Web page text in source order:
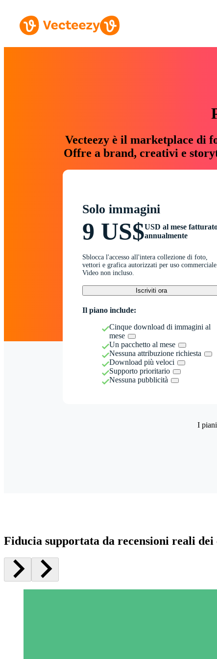
Vecteezy è il marketplace di
Offre a brand, creativi e
Solo immagini
9 US$USD al mese
annualmente
Sblocca l'accesso all'intera collezione di foto,
vettori e grafica autorizzati per uso commerciale.
Video non incluso.
Iscriviti ora
Il piano include:
Cinque download di immagini al
mese
Un pacchetto al mese
Nessuna attribuzione richiesta
Download più veloci
Supporto prioritario
Nessuna pubblicità
I
Fiducia supportata da recensioni reali